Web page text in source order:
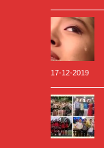
17-12-2019